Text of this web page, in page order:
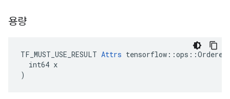
용량
TF_MUST_USE_RESULT Attrs
  int64 x
)